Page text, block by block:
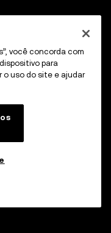
você concorda com
para
o uso do site e ajudar